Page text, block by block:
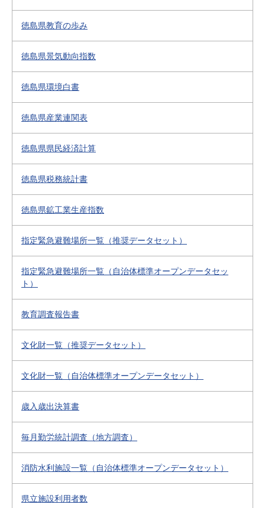
徳島県教育の歩み
徳島県景気動向指数
徳島県環境白書
徳島県産業連関表
徳島県県民経済計算
徳島県税務統計書
徳島県鉱工業生産指数
指定緊急避難場所一覧（推奨データセット）
指定緊急避難場所一覧（自治体標準オープンデータセッ
ト）
教育調査報告書
文化財一覧（推奨データセット）
文化財一覧（自治体標準オープンデータセット）
歳入歳出決算書
毎月勤労統計調査（地方調査）
消防水利施設一覧（自治体標準オープンデータセット）
県立施設利用者数